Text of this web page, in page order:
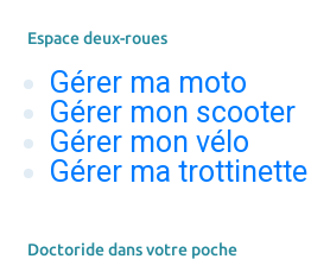
Espace deux-roues
Gérer ma moto
Gérer mon scooter
Gérer mon vélo
Gérer ma trottinette
Doctoride dans votre poche